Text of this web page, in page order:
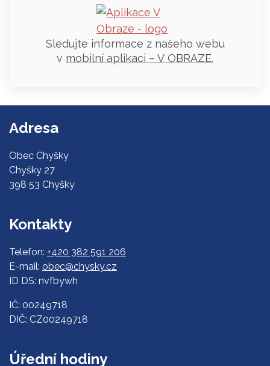
Sledujte informace z našeho webu
v mobilní aplikaci – V OBRAZE.
Adresa
Obec Chyšky
Chyšky 27
398 53 Chyšky
Kontakty
Telefon: +420 382 591 206
E-mail: obec@chysky.cz
ID DS: nvfbywh
IČ: 00249718
DIČ: CZ00249718
Úřední hodiny